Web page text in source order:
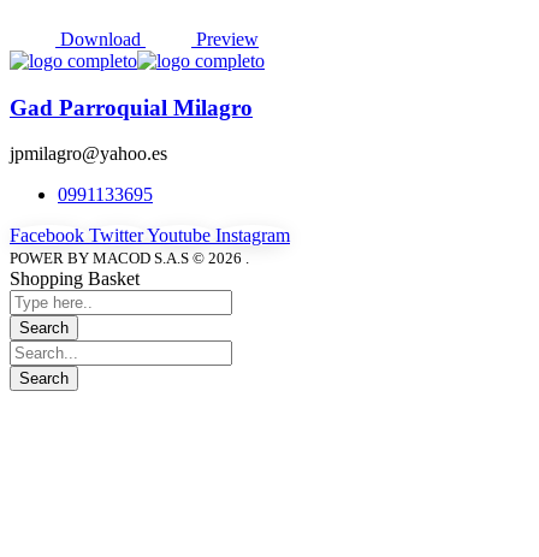
Download Preview
Gad Parroquial Milagro
jpmilagro@yahoo.es
0991133695
Facebook TwitterYoutube Instagram
POWER BY MACOD S.A.S © 2026 .
Shopping Basket